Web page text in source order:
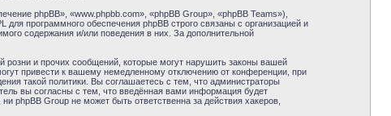
phpBB», «www.phpbb.com», «phpBB Group», «phpBB Teams»),
для программного обеспечения phpBB строго связаны с организацией и
содержания и/или поведения в них. За дополнительной
и прочих сообщений, которые могут нарушить законы вашей
привести к вашему немедленному отключению от конференции, при
такой политики. Вы соглашаетесь с тем, что администраторы
вы согласны с тем, что введённая вами информация будет
phpBB Group не может быть ответственна за действия хакеров,